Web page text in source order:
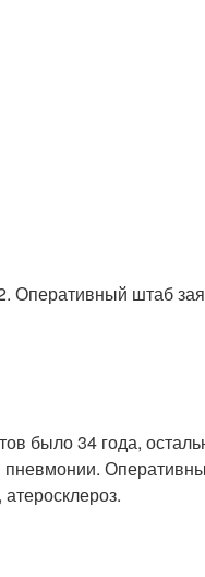
Оперативный штаб
было 34 года,
пневмонии.